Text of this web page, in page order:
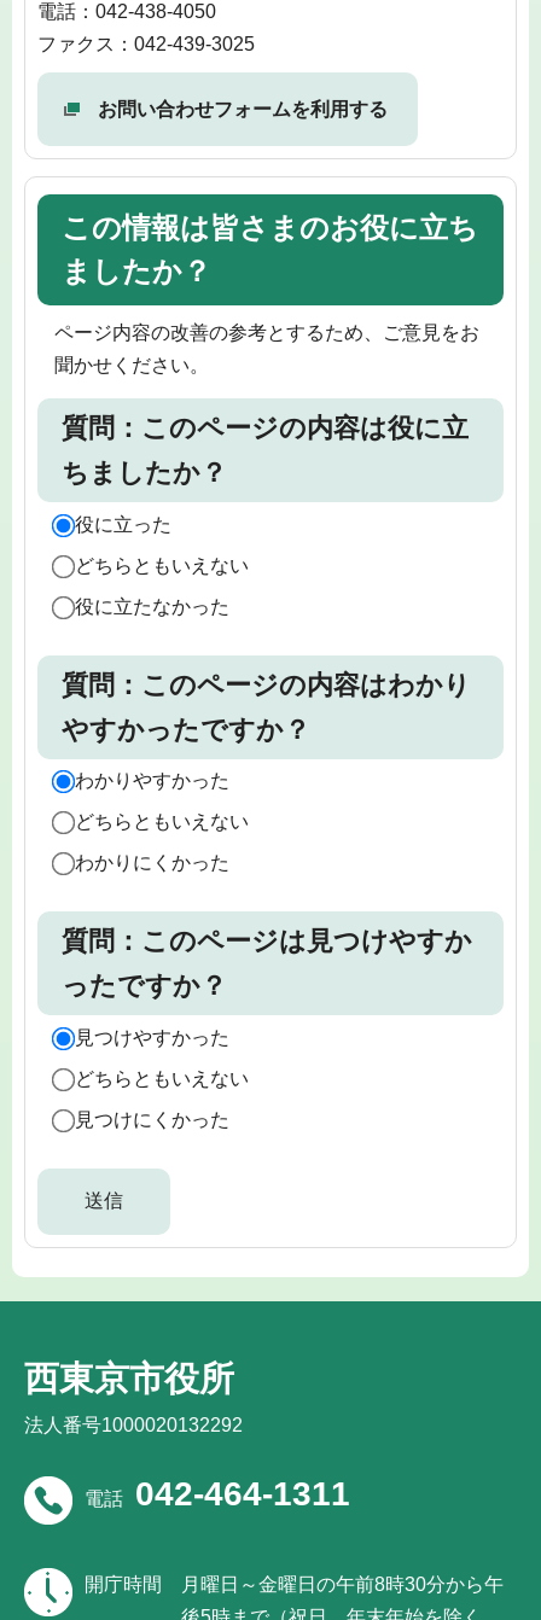
電話：042-438-4050
ファクス：042-439-3025
お問い合わせフォームを利用する
この情報は皆さまのお役に立ち
ましたか？
ページ内容の改善の参考とするため、ご意見をお
聞かせください。
質問：このページの内容は役に立
ちましたか？
役に立った
どちらともいえない
役に立たなかった
質問：このページの内容はわかり
やすかったですか？
わかりやすかった
どちらともいえない
わかりにくかった
質問：このページは見つけやすか
ったですか？
見つけやすかった
どちらともいえない
見つけにくかった
西東京市役所
法人番号1000020132292
電話 042-464-1311
開庁時間
月曜日～金曜日の午前8時30分から午